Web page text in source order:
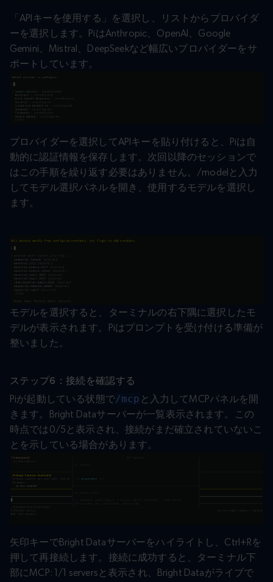
「APIキーを使用する」を選択し、リストからプロバイダ
ーを選択します。PiはAnthropic、OpenAI、Google
Gemini、Mistral、DeepSeekなど幅広いプロバイダーをサ
ポートしています。
プロバイダーを選択してAPIキーを貼り付けると、Piは自
動的に認証情報を保存します。次回以降のセッションで
はこの手順を繰り返す必要はありません。/modelと入力
してモデル選択パネルを開き、使用するモデルを選択し
ます。
モデルを選択すると、ターミナルの右下隅に選択したモ
デルが表示されます。Piはプロンプトを受け付ける準備が
整いました。
ステップ6：接続を確認する
Piが起動している状態で/mcp と入力してMCPパネルを開
きます。Bright Dataサーバーが一覧表示されます。この
時点では0/5と表示され、接続がまだ確立されていないこ
とを示している場合があります。
矢印キーでBright Dataサーバーをハイライトし、Ctrl+Rを
押して再接続します。接続に成功すると、ターミナル下
部にMCP: 1/1 serversと表示され、Bright Dataがライブで